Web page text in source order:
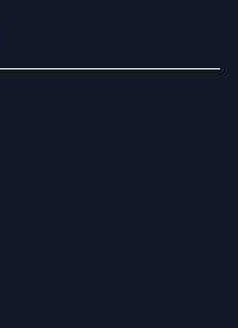
17u00
17u00
- 17u00
17u00